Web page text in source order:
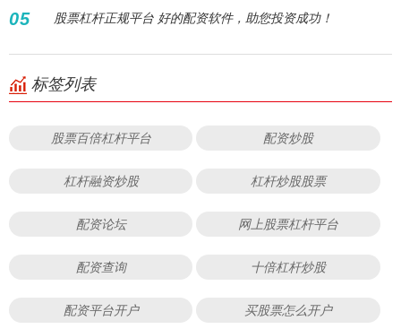
05 股票杠杆正规平台 好的配资软件，助您投资成功！
标签列表
股票百倍杠杆平台 配资炒股
杠杆融资炒股 杠杆炒股股票
配资论坛 网上股票杠杆平台
配资查询 十倍杠杆炒股
配资平台开户 买股票怎么开户